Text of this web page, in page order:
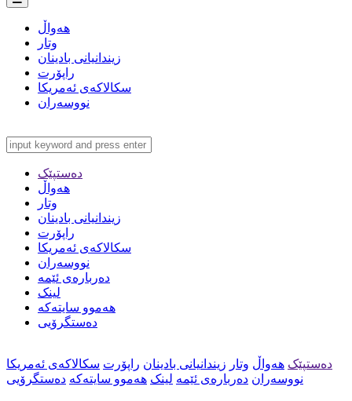
هەواڵ
وتار
زیندانیانی بادینان
راپۆرت
سکالاکەی ئەمریکا
نووسەران
دەستپێک
هەواڵ
وتار
زیندانیانی بادینان
راپۆرت
سکالاکەی ئەمریکا
نووسەران
دەربارەی ئێمە
لینک
هەموو سایتەکە
دەستگرۆیی
دەستپێک هەواڵ وتار زیندانیانی بادینان راپۆرت سکالاکەی ئەمریکا
نووسەران دەربارەی ئێمە لینک هەموو سایتەکە دەستگرۆیی